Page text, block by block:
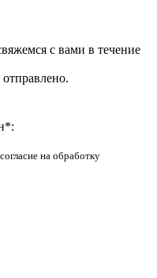
с вами в течение
*:
на обработку